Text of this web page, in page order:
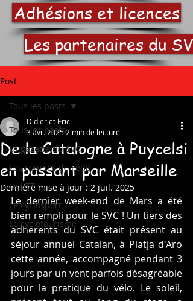
Adhésions et licences
Les partenaires du SVC
Post
Tous les posts
La gazette du SVC
Les courses de Fédé
Le VTT
Le cyclosport
Le cyclotourisme
Tous les posts
De la Catalogne à Puycelsi
en passant par Marseille
Didier et Eric
3 avr. 2025 2 min de lecture
Dernière mise à jour : 2 juil. 2025
Le dernier week-end de Mars a été
bien rempli pour le SVC ! Un tiers des
adhérents du SVC était présent au
séjour annuel Catalan, à Platja d'Aro
cette année, accompagné pendant 3
jours par un vent parfois désagréable
pour la pratique du vélo. Le soleil,